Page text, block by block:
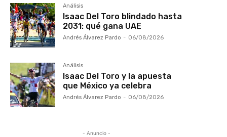
Análisis
Isaac Del Toro blindado hasta
2031: qué gana UAE
Andrés Álvarez Pardo - 06/08/2026
Análisis
Isaac Del Toro y la apuesta
que México ya celebra
Andrés Álvarez Pardo - 06/08/2026
- Anuncio -